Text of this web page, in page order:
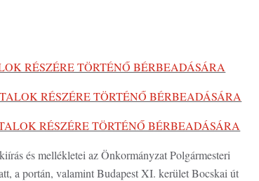
RÉSZÉRE TÖRTÉNŐ BÉRBEADÁSÁRA
RÉSZÉRE TÖRTÉNŐ BÉRBEADÁSÁRA
RÉSZÉRE TÖRTÉNŐ BÉRBEADÁSÁRA
és mellékletei az Önkormányzat Polgármesteri
a portán, valamint Budapest XI. kerület Bocskai út